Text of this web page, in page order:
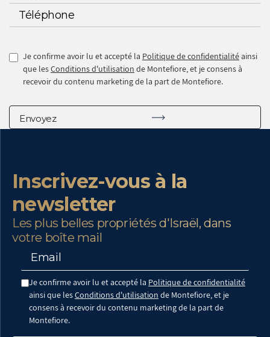
Je confirme avoir lu et accepté la Politique de confidentialitéainsi
que lesConditions d'utilisation de Montefiore, et je consens à
recevoir du contenu marketing de la part de Montefiore.
Inscrivez-vous à la
newsletter
Les plus belles propriétés d'Israël, dans
votre boîte mail
Je confirme avoir lu et accepté la Politique de confidentialité
ainsi que lesConditions d'utilisation de Montefiore, et je
consens à recevoir du contenu marketing de la part de
Montefiore.